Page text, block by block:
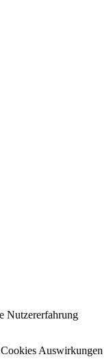
Nutzererfahrung
Auswirkungen